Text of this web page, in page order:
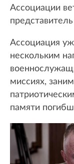
Ассоциации
Ассоциация
нескольким
миссиях,
памяти